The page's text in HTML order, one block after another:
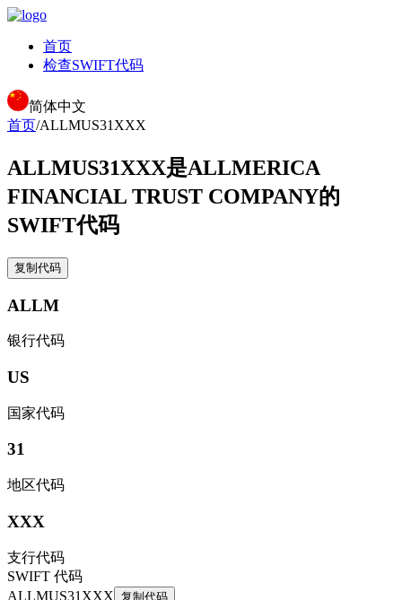
首页
检查SWIFT代码
简体中文
首页/ALLMUS31XXX
ALLMUS31XXX是ALLMERICA
FINANCIAL TRUST COMPANY的
SWIFT代码
复制代码
ALLM
银行代码
US
国家代码
31
地区代码
XXX
支行代码
SWIFT 代码
ALLMUS31XXX 复制代码